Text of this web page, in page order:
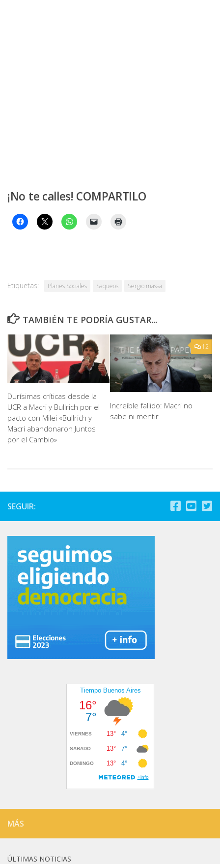
¡No te calles! COMPARTILO
Etiquetas: Planes Sociales Saqueos Sergio massa
TAMBIÉN TE PODRÍA GUSTAR...
Durísimas críticas desde la
UCR a Macri y Bullrich por el
pacto con Milei «Bullrich y
Macri abandonaron Juntos
por el Cambio»
12
Increíble fallido: Macri no
sabe ni mentir
SEGUIR:
MÁS
ÚLTIMAS NOTICIAS